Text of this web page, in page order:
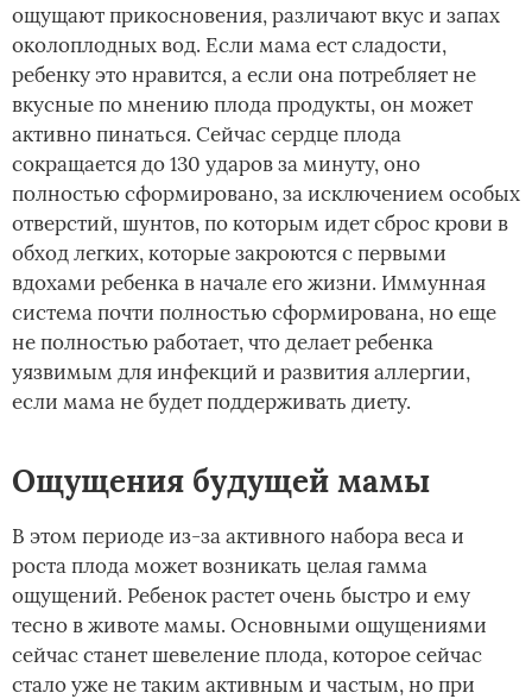
ощущают прикосновения, различают вкус и запах
околоплодных вод. Если мама ест сладости,
ребенку это нравится, а если она потребляет не
вкусные по мнению плода продукты, он может
активно пинаться. Сейчас сердце плода
сокращается до 130 ударов за минуту, оно
полностью сформировано, за исключением особых
отверстий, шунтов, по которым идет сброс крови в
обход легких, которые закроются с первыми
вдохами ребенка в начале его жизни. Иммунная
система почти полностью сформирована, но еще
не полностью работает, что делает ребенка
уязвимым для инфекций и развития аллергии,
если мама не будет поддерживать диету.
Ощущения будущей мамы
В этом периоде из-за активного набора веса и
роста плода может возникать целая гамма
ощущений. Ребенок растет очень быстро и ему
тесно в животе мамы. Основными ощущениями
сейчас станет шевеление плода, которое сейчас
стало уже не таким активным и частым, но при